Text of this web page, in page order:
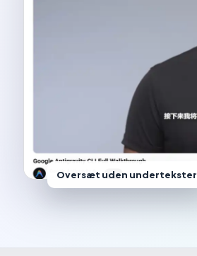
Oversæt uden undertekster